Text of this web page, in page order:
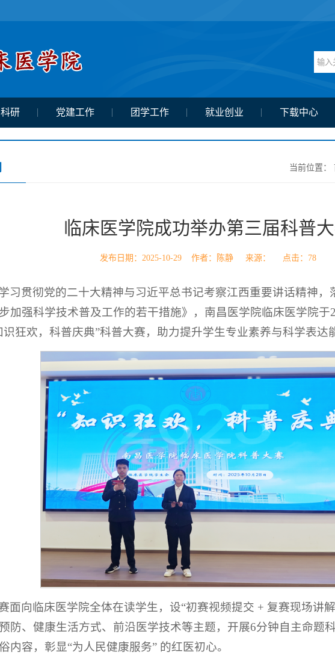
研 党建工作 团学工作 就业创业 下载中心
当前位置：
临床医学院成功举办第三届科普
发布日期：2025-10-29 作者：陈静 来源： 点击： 78
习贯彻党的二十大精神与习近平总书记考察江西重要讲话精神，
加强科学技术普及工作的若干措施》，南昌医学院临床医学院于
识狂欢，科普庆典”科普大赛，助力提升学生专业素养与科学表达
面向临床医学院全体在读学生，设“初赛视频提交 + 复赛现场讲
防、健康生活方式、前沿医学技术等主题，开展6分钟自主命题
内容，彰显“为人民健康服务” 的红医初心。